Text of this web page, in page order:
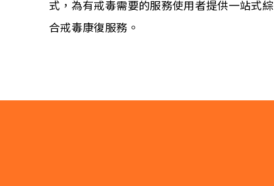
式，為有戒毒需要的服務使用者提供一站式綜
合戒毒康復服務。